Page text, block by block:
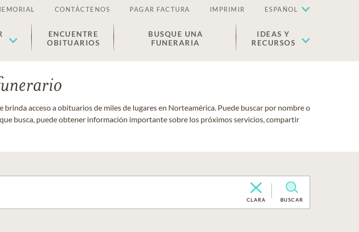
CONTÁCTENOS PAGAR FACTURA IMPRIMIR ESPAÑOL
ENCUENTRE
OBITUARIOS
BUSQUE UNA
FUNERARIA
IDEAS Y
RECURSOS
acceso a obituarios de miles de lugares en Norteamérica. Puede buscar por nombre o
busca, puede obtener información importante sobre los próximos servicios, compartir
CLARA BUSCAR